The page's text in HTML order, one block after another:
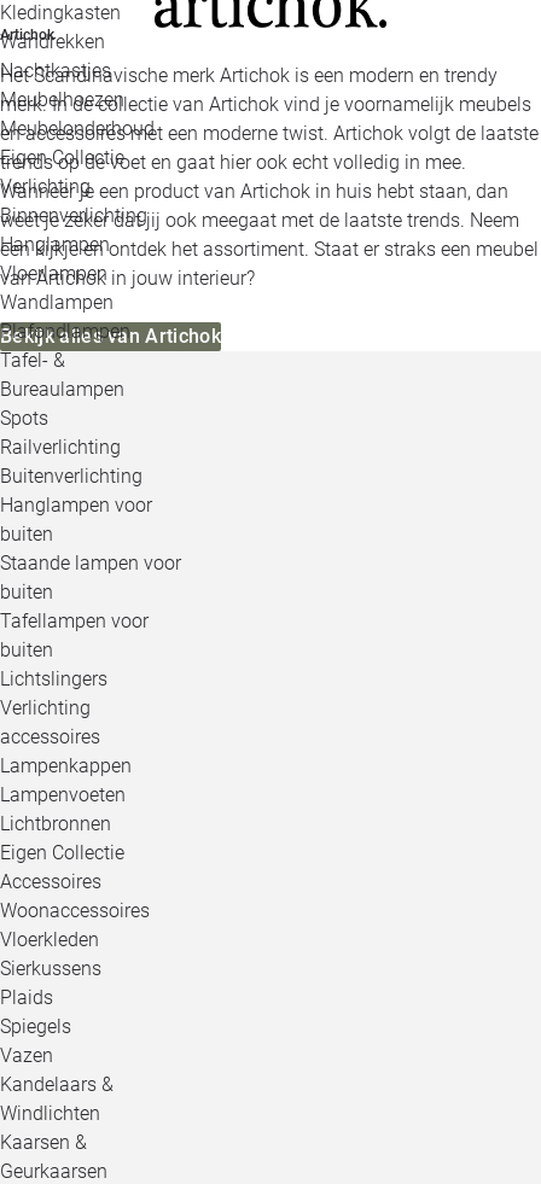
Kledingkasten
Wandrekken
Nachtkastjes
Meubelhoezen
Meubelonderhoud
Eigen Collectie
Verlichting
Binnenverlichting
Hanglampen
Vloerlampen
Wandlampen
Plafondlampen
Tafel- &
Bureaulampen
Spots
Railverlichting
Buitenverlichting
Hanglampen voor
buiten
Staande lampen voor
buiten
Tafellampen voor
buiten
Lichtslingers
Verlichting
accessoires
Lampenkappen
Lampenvoeten
Lichtbronnen
Eigen Collectie
Accessoires
Woonaccessoires
Vloerkleden
Sierkussens
Plaids
Spiegels
Vazen
Kandelaars &
Windlichten
Kaarsen &
Geurkaarsen
Artichok
Het Scandinavische merk Artichok is een modern en trendy
merk. In de collectie van Artichok vind je voornamelijk meubels
en accessoires met een moderne twist. Artichok volgt de laatste
trends op de voet en gaat hier ook echt volledig in mee.
Wanneer je een product van Artichok in huis hebt staan, dan
weet je zeker dat jij ook meegaat met de laatste trends. Neem
een kijkje en ontdek het assortiment. Staat er straks een meubel
van Artichok in jouw interieur?
Bekijk alles van Artichok